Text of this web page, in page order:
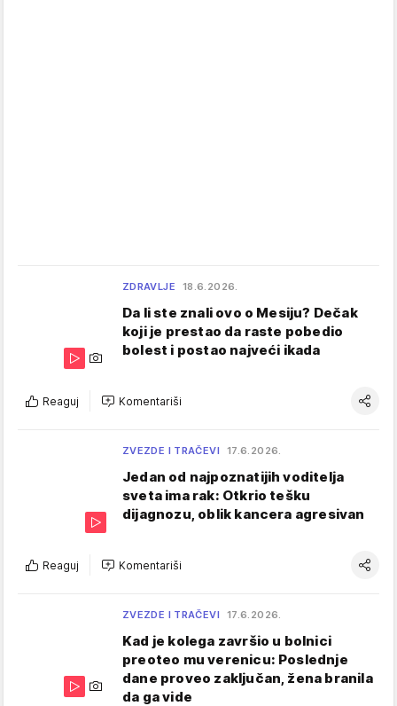
ZDRAVLJE 18.6.2026.
Da li ste znali ovo o Mesiju? Dečak
koji je prestao da raste pobedio
bolest i postao najveći ikada
Reaguj Komentariši
ZVEZDE I TRAČEVI 17.6.2026.
Jedan od najpoznatijih voditelja
sveta ima rak: Otkrio tešku
dijagnozu, oblik kancera agresivan
Reaguj Komentariši
ZVEZDE I TRAČEVI 17.6.2026.
Kad je kolega završio u bolnici
preoteo mu verenicu: Poslednje
dane proveo zaključan, žena branila
da ga vide